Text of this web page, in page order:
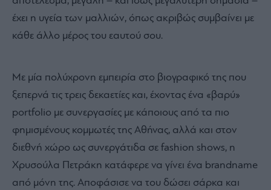
έχει η υγεία των μαλλιών, όπως ακριβώς συμβαίνει με
κάθε άλλο μέρος του εαυτού σου.
Με μία πολύχρονη εμπειρία στο βιογραφικό της που
ξεπερνά τις τρεις δεκαετίες και, έχοντας ένα «βαρύ»
portfolio με συνεργασίες με κάποιους από τα πιο
φημισμένους κομμωτές της Αθήνας, αλλά και στον
διεθνή χώρο ως συνεργάτιδα σε fashion shows, η
Χρυσούλα Πετράκη κατάφερε να γίνει ένα brandname
από μόνη της. Αποφάσισε να του δώσει σάρκα και